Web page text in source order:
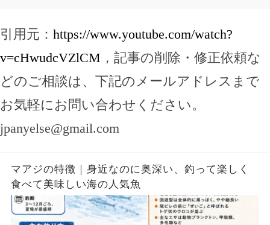
引用元： https://www.youtube.com/watch?
v=cHwudcVZlCM ，記事の削除・修正依頼な
どのご相談は、下記のメールアドレスまで
お気軽にお問い合わせください。
jpanyelse@gmail.com
マアジの特徴｜身近なのに奥深い、釣って楽しく
食べて美味しい海の人気魚